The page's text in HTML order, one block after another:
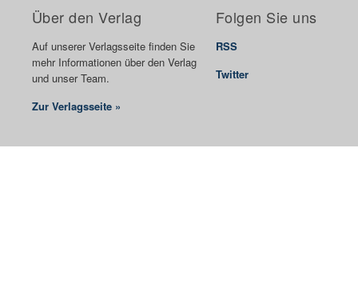
Über den Verlag
Auf unserer Verlagsseite finden Sie
mehr Informationen über den Verlag
und unser Team.
Zur Verlagsseite »
Folgen Sie uns
RSS
Twitter